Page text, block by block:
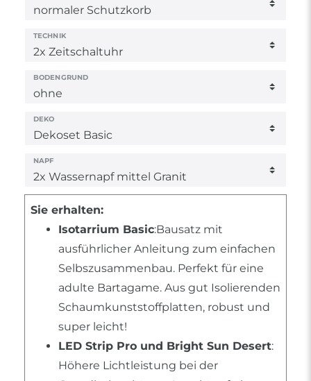
TECHNIK
BODENGRUND
DEKO
NAPF
Sie erhalten:
Isotarrium Basic:Bausatz mit
ausführlicher Anleitung zum einfachen
Selbszusammenbau. Perfekt für eine
adulte Bartagame. Aus gut Isolierenden
Schaumkunststoffplatten, robust und
super leicht!
LED Strip Pro und Bright Sun Desert:
Höhere Lichtleistung bei der